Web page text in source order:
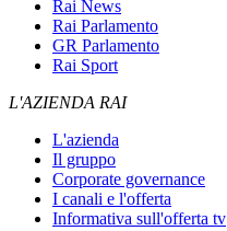
Rai News
Rai Parlamento
GR Parlamento
Rai Sport
L'AZIENDA RAI
L'azienda
Il gruppo
Corporate governance
I canali e l'offerta
Informativa sull'offerta tv